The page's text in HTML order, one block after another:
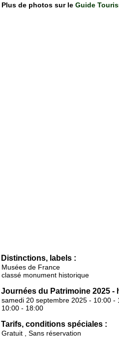
Plus de photos sur le Guide
Distinctions, labels :
Musées de France
classé monument historique
Journées du Patrimoine 2025 -
samedi 20 septembre 2025 - 10:00
10:00 - 18:00
Tarifs, conditions spéciales :
Gratuit , Sans réservation